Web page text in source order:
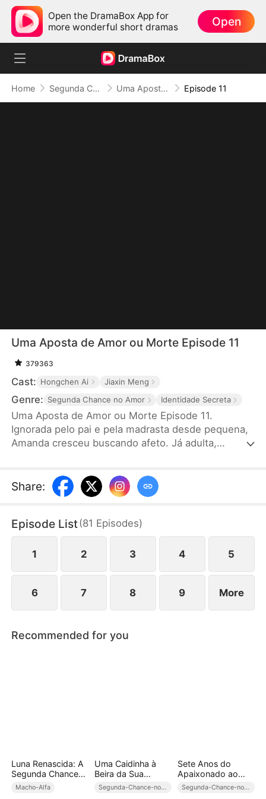
Open the DramaBox App for
more wonderful short dramas
Open
Home Segunda Chance no Amor Uma Aposta de Amor ou Morte Episode 11
Uma Aposta de Amor ou Morte Episode 11
379363
Cast: Hongchen Ai Jiaxin Meng
Genre: Segunda Chance no Amor Identidade Secreta
Uma Aposta de Amor ou Morte Episode 11.
Ignorada pelo pai e pela madrasta desde pequena,
Amanda cresceu buscando afeto. Já adulta,
imune. Até que Amanda descobre: ele está ali pela
sua meia-irmã. Ferida, Amanda decide se casar
Quando Norberto percebe que amava a pessoa
errada, já é tarde demais.
Share:
Episode List(81 Episodes)
1 2 3 4 5
6 7 8 9 More
Recommended for you
Luna Renascida: A
Segunda Chance
do Alfa
Macho-Alfa
Uma Caidinha à
Beira da Sua
Doçura
Segunda-Chance-no-Amor
Sete Anos do
Apaixonado ao
Abusado (Dublado)
Segunda-Chance-no-Amor